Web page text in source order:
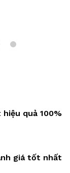
quả 100%
giá tốt nhất